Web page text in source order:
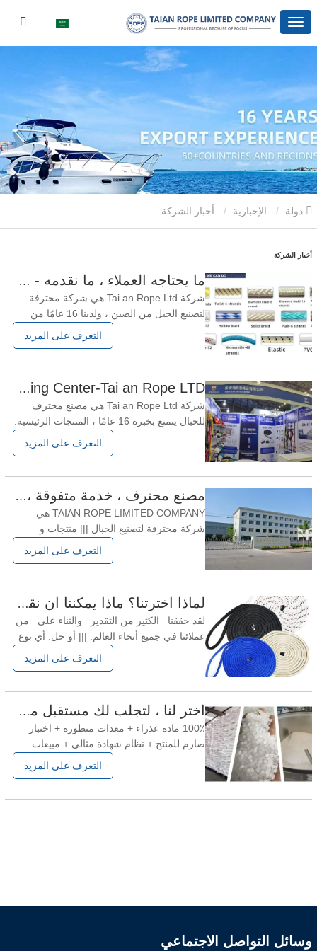
الإخبارية
أخبار الشركة
ما يحتاجه العملاء ، ما نقدمه - Tai an Rope Ltd
شركة Tai an Rope Ltd هي شركة محترفة
لتصنيع الحبل من الصين ، ولدينا 16 عامًا من
الخبرة ، ويمكننا توفير جميع أنواع الحبل / البرمة
لعملائنا ، والحبل هو عملنا الرئيسي ، ولكن دائمًا
نصدر. يمكننا مساعدة عملائنا على القيام
التعرف على المزيد
Rope Factory-One Stop Shopping Center-Tai an Rope LTD
شركة Tai an Rope Ltd هي مصنع محترف
للحبال يتمتع بخبرة 16 عامًا ، المنتجات الرئيسية:
حبل مجدول / حبل مضفر / خيوط / شبكة /
حزام إلخ. السوق الرئيسي: الولايات المتحدة
عملائنا في حل العديد من المشكلات ، وعندما
يكون لدينا
التعرف على المزيد
مصنع محترف ، خدمة متفوقة ، تعاون ممتع
TAIAN ROPE LIMITED COMPANY هي
شركة محترفة لتصنيع الحبال ||| منتجات و
ملحقات الحبال لأكثر من 16 سنوات. وفقًا
للمادة ، يمكن تقسيم منتجاتنا الرئيسية ||| وفقًا
وحبال مضفرة مزدوجة وحبال مضفرة مجوفة
والتي يتم
التعرف على المزيد
لماذا أخترتنا؟ ماذا يمكننا أن نقدم لك؟
لقد حققنا الكثير من التقدير والثناء على من
عملائنا في جميع أنحاء العالم. ||| أو حل. أي نوع
من مصنعي هل تحتاج؟ 1- عوائد كبيرة على
استثمارك 2. عالية الجودة والمتانة 3. السعر
تقديم عينات مجانية ما هي المواد
التعرف على المزيد
اختر لنا ، لتجلب لك مستقبل مشرق
100٪ مادة عذراء + معدات متطورة + اختبار
صارم للمنتج + نظام شهادة مثالي + مبيعات
احترافية = منتجات عالية الجودة وخدمة جيدة.
التعرف على المزيد
وسائل التواصل الاجتماعي